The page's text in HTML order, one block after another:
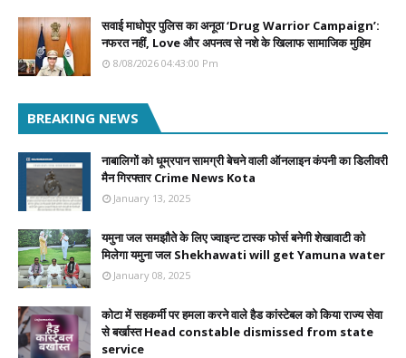
सवाई माधोपुर पुलिस का अनूठा ‘Drug Warrior Campaign’:
नफरत नहीं, Love और अपनत्व से नशे के खिलाफ सामाजिक मुहिम
8/08/2026 04:43:00 Pm
BREAKING NEWS
नाबालिगों को धूम्रपान सामग्री बेचने वाली ऑनलाइन कंपनी का डिलीवरी
मैन गिरफ्तार Crime News Kota
January 13, 2025
यमुना जल समझौते के लिए ज्वाइन्ट टास्क फोर्स बनेगी शेखावाटी को
मिलेगा यमुना जल Shekhawati will get Yamuna water
January 08, 2025
कोटा में सहकर्मी पर हमला करने वाले हैड कांस्टेबल को किया राज्य सेवा
से बर्खास्त Head constable dismissed from state
service